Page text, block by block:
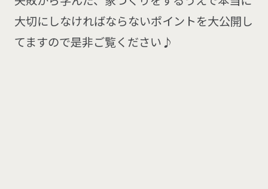
大切にしなければならないポイントを大公開し
てますので是非ご覧ください♪